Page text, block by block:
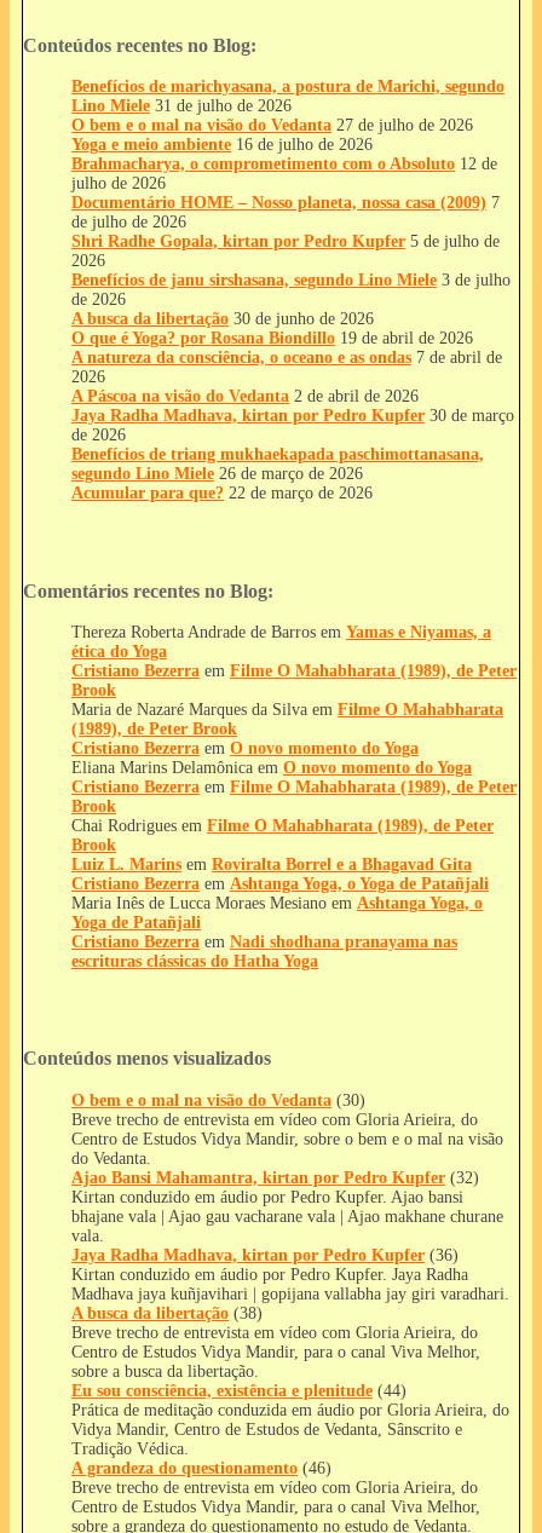
Blog:
Conteúdos recentes no Blog:
Benefícios de marichyasana, a postura de Marichi, segundo
Lino Miele 31 de julho de 2026
O bem e o mal na visão do Vedanta 27 de julho de 2026
Yoga e meio ambiente 16 de julho de 2026
Brahmacharya, o comprometimento com o Absoluto 12 de
julho de 2026
Documentário HOME – Nosso planeta, nossa casa (2009) 7
de julho de 2026
Shri Radhe Gopala, kirtan por Pedro Kupfer 5 de julho de
2026
Benefícios de janu sirshasana, segundo Lino Miele 3 de julho
de 2026
A busca da libertação 30 de junho de 2026
O que é Yoga? por Rosana Biondillo 19 de abril de 2026
A natureza da consciência, o oceano e as ondas 7 de abril de
2026
A Páscoa na visão do Vedanta 2 de abril de 2026
Jaya Radha Madhava, kirtan por Pedro Kupfer 30 de março
de 2026
Benefícios de triang mukhaekapada paschimottanasana,
segundo Lino Miele 26 de março de 2026
Acumular para que? 22 de março de 2026
Comentários recentes no Blog:
Thereza Roberta Andrade de Barros em Yamas e Niyamas, a
ética do Yoga
Cristiano Bezerra em Filme O Mahabharata (1989), de Peter
Brook
Maria de Nazaré Marques da Silva em Filme O Mahabharata
(1989), de Peter Brook
Cristiano Bezerra em O novo momento do Yoga
Eliana Marins Delamônica em O novo momento do Yoga
Cristiano Bezerra em Filme O Mahabharata (1989), de Peter
Brook
Chai Rodrigues em Filme O Mahabharata (1989), de Peter
Brook
Luiz L. Marins em Roviralta Borrel e a Bhagavad Gita
Cristiano Bezerra em Ashtanga Yoga, o Yoga de Patañjali
Maria Inês de Lucca Moraes Mesiano em Ashtanga Yoga, o
Yoga de Patañjali
Cristiano Bezerra em Nadi shodhana pranayama nas
escrituras clássicas do Hatha Yoga
Conteúdos menos visualizados
O bem e o mal na visão do Vedanta (30)
Breve trecho de entrevista em vídeo com Gloria Arieira, do
Centro de Estudos Vidya Mandir, sobre o bem e o mal na visão
do Vedanta.
Ajao Bansi Mahamantra, kirtan por Pedro Kupfer (32)
Kirtan conduzido em áudio por Pedro Kupfer. Ajao bansi
bhajane vala | Ajao gau vacharane vala | Ajao makhane churane
vala.
Jaya Radha Madhava, kirtan por Pedro Kupfer (36)
Kirtan conduzido em áudio por Pedro Kupfer. Jaya Radha
Madhava jaya kuñjavihari | gopijana vallabha jay giri varadhari.
A busca da libertação (38)
Breve trecho de entrevista em vídeo com Gloria Arieira, do
Centro de Estudos Vidya Mandir, para o canal Viva Melhor,
sobre a busca da libertação.
Eu sou consciência, existência e plenitude (44)
Prática de meditação conduzida em áudio por Gloria Arieira, do
Vidya Mandir, Centro de Estudos de Vedanta, Sânscrito e
Tradição Védica.
A grandeza do questionamento (46)
Breve trecho de entrevista em vídeo com Gloria Arieira, do
Centro de Estudos Vidya Mandir, para o canal Viva Melhor,
sobre a grandeza do questionamento no estudo de Vedanta.